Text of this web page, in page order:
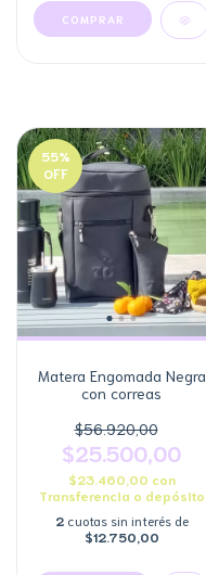
55%
OFF
Matera Engomada Negra
con correas
$56.920,00
$25.500,00
$23.460,00 con
Transferencia o depósito
2 cuotas sin interés de
$12.750,00